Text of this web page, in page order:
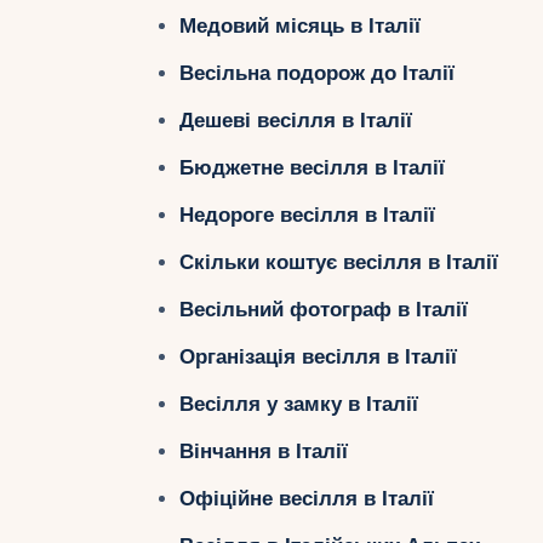
Медовий місяць в Італії
Весільна подорож до Італії
Дешеві весілля в Італії
Бюджетне весілля в Італії
Недороге весілля в Італії
Скільки коштує весілля в Італії
Весільний фотограф в Італії
Організація весілля в Італії
Весілля у замку в Італії
Вінчання в Італії
Офіційне весілля в Італії